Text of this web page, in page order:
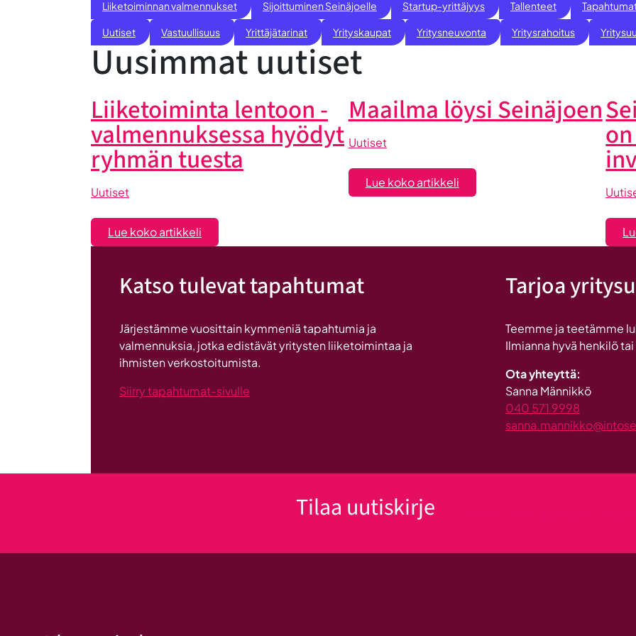
Liiketoiminnan valmennukset Sijoittuminen Seinäjoelle Startup-yrittäjyys Tallenteet
Uutiset Vastuullisuus Yrittäjätarinat Yrityskaupat Yritysneuvonta Yritysrahoitus
Uusimmat uutiset
Liiketoiminta lentoon -
valmennuksessa hyödyt
ryhmän tuesta
Uutiset
Lue koko artikkeli
Liiketoiminta
-
valmennuksessa
ryhmän
tuesta
Maailma löysi Seinäjoen
Uutiset
Lue koko artikkeli:
Maailma
Katso tulevat tapahtumat
Järjestämme vuosittain kymmeniä tapahtumia ja
valmennuksia, jotka edistävät yritysten liiketoimintaa ja
ihmisten verkostoitumista.
Siirry tapahtumat-sivulle
Tarjoa
Teemme ja teetämme
Ilmianna hyvä henkilö
Ota yhteyttä:
Sanna Männikkö
040 571 9998
Tilaa uutiskirje